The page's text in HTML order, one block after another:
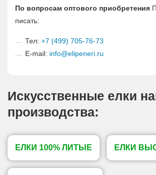
По вопросам оптового приобретения
писать:
Тел: +7 (499) 705-76-73
E-mail: info@elipeneri.ru
Искусственные елки
производства:
ЕЛКИ 100% ЛИТЫЕ ЕЛКИ